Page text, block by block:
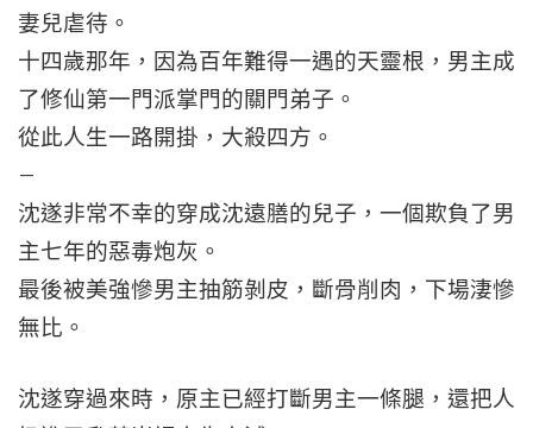
妻兒虐待。
十四歲那年，因為百年難得一遇的天靈根，男主成
了修仙第一門派掌門的關門弟子。
從此人生一路開掛，大殺四方。
–
沈遂非常不幸的穿成沈遠膳的兒子，一個欺負了男
主七年的惡毒炮灰。
最後被美強慘男主抽筋剝皮，斷骨削肉，下場淒慘
無比。
沈遂穿過來時，原主已經打斷男主一條腿，還把人